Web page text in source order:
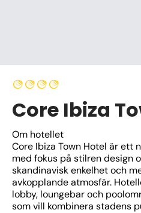
Core Ibiza
Om hotellet
Core Ibiza Town Hotel är ett
med fokus på stilren design
skandinavisk enkelhet och
avkopplande atmosfär.
lobby, loungebar och
som vill kombinera stadens